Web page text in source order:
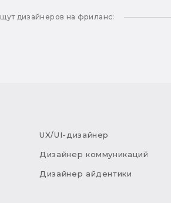
дизайнеров на фриланс:
UX/UI-дизайнер
Дизайнер коммуникаций
Дизайнер айдентики